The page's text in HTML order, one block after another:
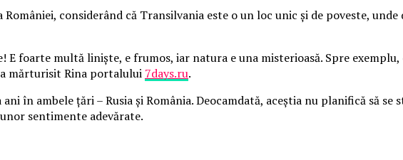
considerând că Transilvania este o un loc unic și de poveste,
E foarte multă liniște, e frumos, iar natura e una misterioasă. Spre
a mărturisit Rina portalului 7days.ru.
în ambele țări – Rusia și România. Deocamdată, aceștia nu planifică să
sentimente adevărate.